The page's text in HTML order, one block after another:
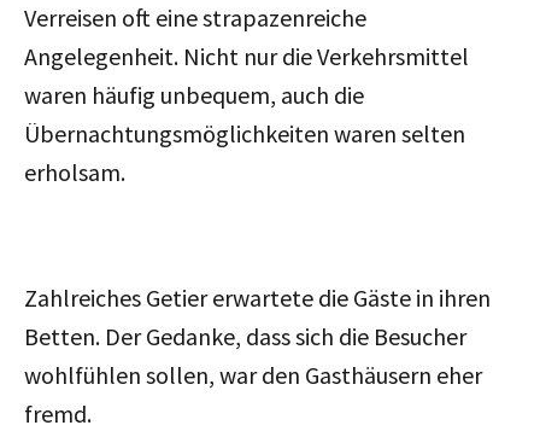
Verreisen oft eine strapazenreiche
Angelegenheit. Nicht nur die Verkehrsmittel
waren häufig unbequem, auch die
Übernachtungsmöglichkeiten waren selten
erholsam.
Zahlreiches Getier erwartete die Gäste in ihren
Betten. Der Gedanke, dass sich die Besucher
wohlfühlen sollen, war den Gasthäusern eher
fremd.